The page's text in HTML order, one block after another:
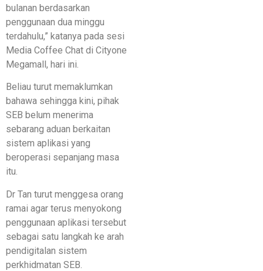
bulanan berdasarkan
penggunaan dua minggu
terdahulu,” katanya pada sesi
Media Coffee Chat di Cityone
Megamall, hari ini.
Beliau turut memaklumkan
bahawa sehingga kini, pihak
SEB belum menerima
sebarang aduan berkaitan
sistem aplikasi yang
beroperasi sepanjang masa
itu.
Dr Tan turut menggesa orang
ramai agar terus menyokong
penggunaan aplikasi tersebut
sebagai satu langkah ke arah
pendigitalan sistem
perkhidmatan SEB.